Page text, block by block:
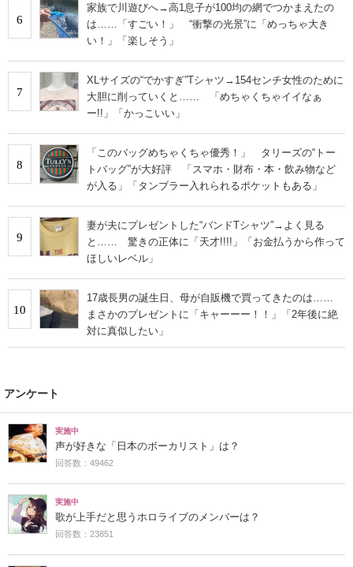
6
家族で川遊びへ→高1息子が100均の網でつかまえたの
は……「すごい！」 “衝撃の光景”に「めっちゃ大き
い！」「楽しそう」
7
XLサイズの“でかすぎ”Tシャツ→154センチ女性のために
大胆に削っていくと…… 「めちゃくちゃイイなぁ
ー!!」「かっこいい」
8
「このバッグめちゃくちゃ優秀！」 タリーズの“トー
トバッグ”が大好評 「スマホ・財布・本・飲み物など
が入る」「タンブラー入れられるポケットもある」
9
妻が夫にプレゼントした“バンドTシャツ”→よく見る
と…… 驚きの正体に「天才!!!!」「お金払うから作って
ほしいレベル」
10
17歳長男の誕生日、母が自販機で買ってきたのは……
まさかのプレゼントに「キャーーー！！」「2年後に絶
対に真似したい」
アンケート
実施中
声が好きな「日本のボーカリスト」は？
回答数：49462
実施中
歌が上手だと思うホロライブのメンバーは？
回答数：23851